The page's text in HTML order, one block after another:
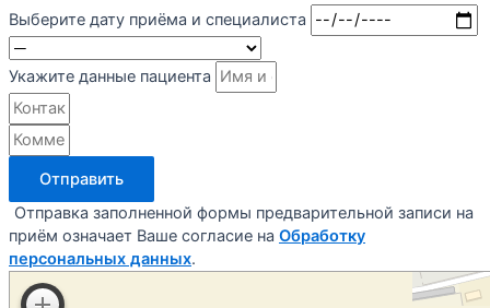
Выберите дату приёма и специалиста
Укажите данные пациента
Отправить
Отправка заполненной формы предварительной записи на
приём означает Ваше согласие на Обработку
персональных данных.